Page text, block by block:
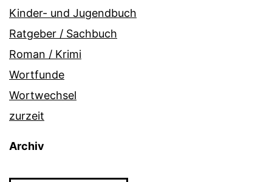
Kinder- und Jugendbuch
Ratgeber / Sachbuch
Roman / Krimi
Wortfunde
Wortwechsel
zurzeit
Archiv